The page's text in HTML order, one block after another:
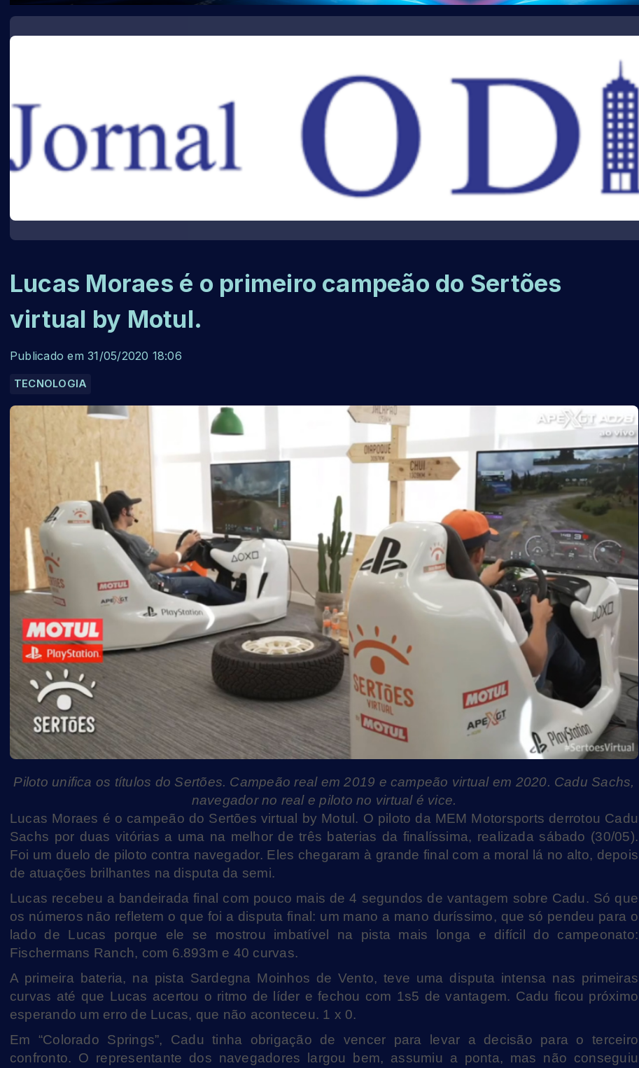
Lucas Moraes é o primeiro campeão do Sertões
virtual by Motul.
Publicado em 31/05/2020 18:06
TECNOLOGIA
Piloto unifica os títulos do Sertões. Campeão real em 2019 e campeão virtual em 2020. Cadu Sachs,
navegador no real e piloto no virtual é vice.
Lucas Moraes é o campeão do Sertões virtual by Motul. O piloto da MEM Motorsports derrotou Cadu
Sachs por duas vitórias a uma na melhor de três baterias da finalíssima, realizada sábado (30/05).
Foi um duelo de piloto contra navegador. Eles chegaram à grande final com a moral lá no alto, depois
de atuações brilhantes na disputa da semi.
Lucas recebeu a bandeirada final com pouco mais de 4 segundos de vantagem sobre Cadu. Só que
os números não refletem o que foi a disputa final: um mano a mano duríssimo, que só pendeu para o
lado de Lucas porque ele se mostrou imbatível na pista mais longa e difícil do campeonato:
Fischermans Ranch, com 6.893m e 40 curvas.
A primeira bateria, na pista Sardegna Moinhos de Vento, teve uma disputa intensa nas primeiras
curvas até que Lucas acertou o ritmo de líder e fechou com 1s5 de vantagem. Cadu ficou próximo
esperando um erro de Lucas, que não aconteceu. 1 x 0.
Em “Colorado Springs”, Cadu tinha obrigação de vencer para levar a decisão para o terceiro
confronto. O representante dos navegadores largou bem, assumiu a ponta, mas não conseguiu